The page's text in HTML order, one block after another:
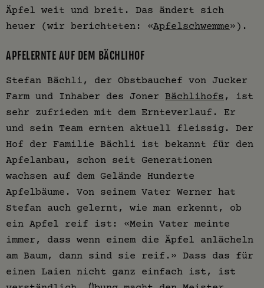
Äpfel weit und breit. Das ändert sich
heuer (wir berichteten: «Apfelschwemme»).
APFELERNTE AUF DEM BÄCHLIHOF
Stefan Bächli, der Obstbauchef von Jucker
Farm und Inhaber des Joner Bächlihofs , ist
sehr zufrieden mit dem Ernteverlauf. Er
und sein Team ernten aktuell fleissig. Der
Hof der Familie Bächli ist bekannt für den
Apfelanbau, schon seit Generationen
wachsen auf dem Gelände Hunderte
Apfelbäume. Von seinem Vater Werner hat
Stefan auch gelernt, wie man erkennt, ob
ein Apfel reif ist: «Mein Vater meinte
immer, dass wenn einem die Äpfel anlächeln
am Baum, dann sind sie reif.» Dass das für
einen Laien nicht ganz einfach ist, ist